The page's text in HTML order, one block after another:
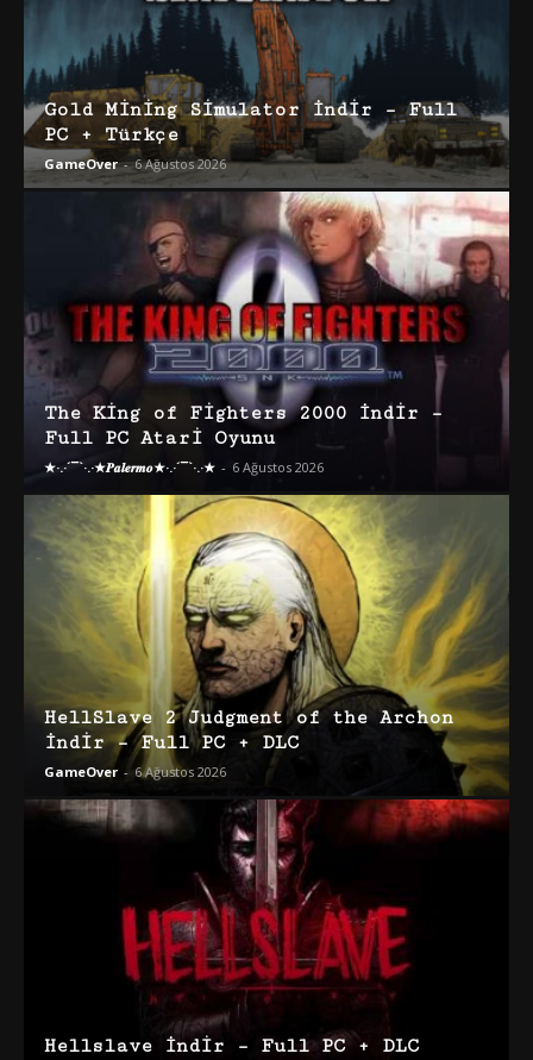
Gold Mining Simulator İndir – Full
PC + Türkçe
GameOver - 6 Ağustos 2026
The King of Fighters 2000 İndir –
Full PC Atari Oyunu
★·.·´¯`·.·★𝑷𝒂𝒍𝒆𝒓𝒎𝒐★·.·´¯`·.·★ - 6 Ağustos 2026
HellSlave 2 Judgment of the Archon
İndir – Full PC + DLC
GameOver - 6 Ağustos 2026
Hellslave İndir – Full PC + DLC